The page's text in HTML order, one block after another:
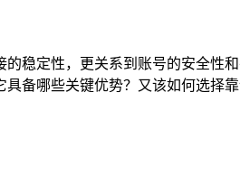
稳定性，更关系到账号的安全性
备哪些关键优势？又该如何选择